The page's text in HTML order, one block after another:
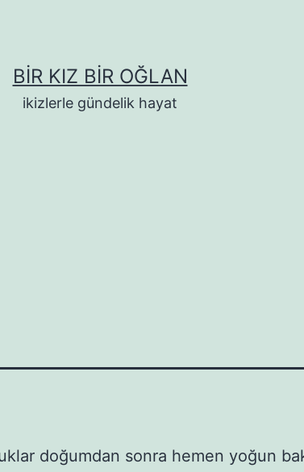
BIR KIZ BIR OĞLAN
ikizlerle gündelik hayat
doğumdan sonra hemen yoğun